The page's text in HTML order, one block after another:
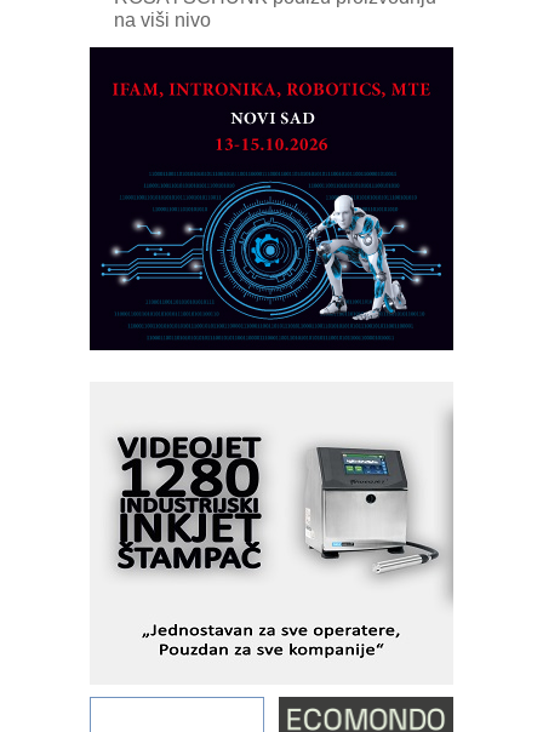
na viši nivo
MAREX - Lim i mašine za savremena
Marcom-plast d.o.o.- vaš pouzdan
partner
CTO - Prilagodite svoju toplinsku
obradu!
Razvoj asortimanskog pravca MINI-
PLC AKYTEC
AUKOM: Svetski standard metrologije
dostupan u Srbiji
I.SAFE MOBILE revolucioniše
industrijsku automatizaciju
pionirskimmobile operator PANEL-OM
Fleksibilno stezanje i brzo
podešavanje u proizvodnji prototipova
KIP KOP – napredna rešenja za
objekte
Alba d.o.o. – 35 godina preciznosti u